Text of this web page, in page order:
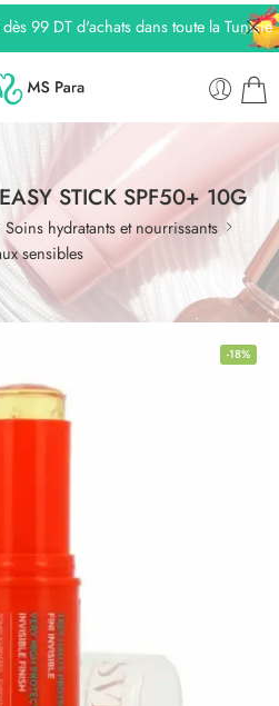
99 DT d'achats dans toute la Tunisie
STICK SPF50+ 10G
Soins hydratants et nourrissants
sensibles
-18%